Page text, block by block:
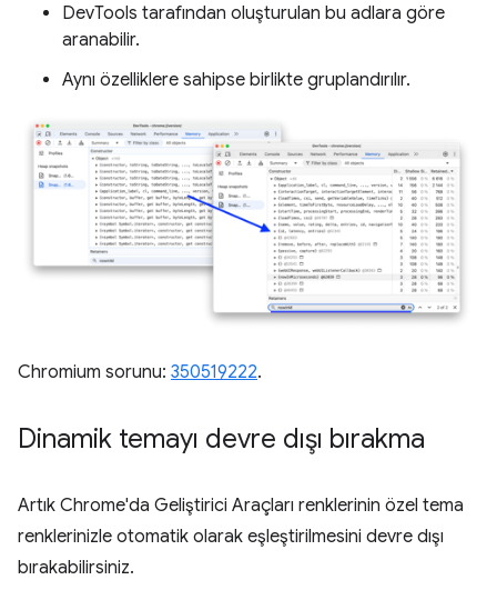
DevTools tarafından oluşturulan bu adlara göre
aranabilir.
Aynı özelliklere sahipse birlikte gruplandırılır.
Chromium sorunu: 350519222.
Dinamik temayı devre dışı bırakma
Artık Chrome'da Geliştirici Araçları renklerinin özel tema
renklerinizle otomatik olarak eşleştirilmesini devre dışı
bırakabilirsiniz.